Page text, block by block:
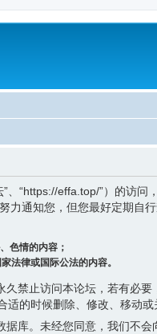
”、“https://effa.top/”）的
力通知您，但您最好定期自
色情的内容；
法律或国际公法的内容。
禁止访问本论坛，若有必
的时候删除、修改、移动或
库。未经您同意，我们不